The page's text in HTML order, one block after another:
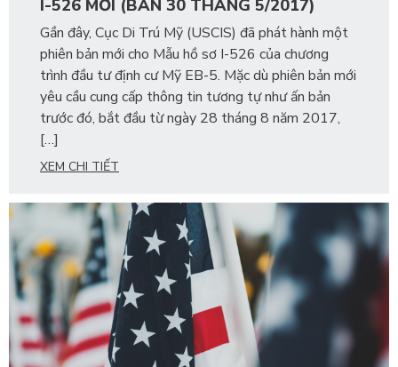
I-526 MỚI (BẢN 30 THÁNG 5/2017)
Gần đây, Cục Di Trú Mỹ (USCIS) đã phát hành một
phiên bản mới cho Mẫu hồ sơ I-526 của chương
trình đầu tư định cư Mỹ EB-5. Mặc dù phiên bản mới
yêu cầu cung cấp thông tin tương tự như ấn bản
trước đó, bắt đầu từ ngày 28 tháng 8 năm 2017,
[…]
XEM CHI TIẾT